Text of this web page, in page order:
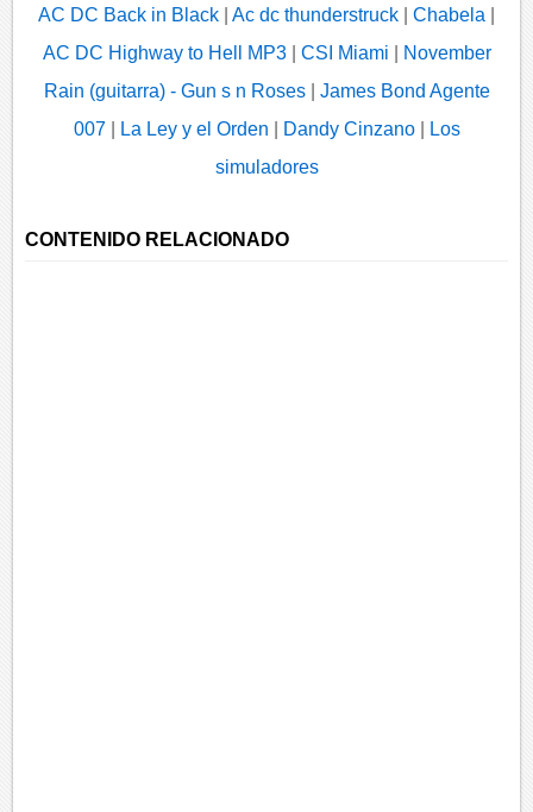
AC DC Back in Black Ac dc thunderstruck Chabela
AC DC Highway to Hell MP3| CSI Miami
November
Rain (guitarra) - Gun s n Roses| James Bond Agente
007| La Ley y el Orden Dandy Cinzano|
Los
simuladores
CONTENIDO RELACIONADO